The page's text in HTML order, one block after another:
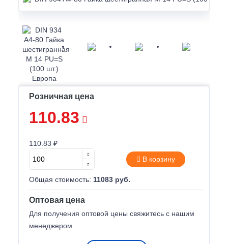
Розничная цена
110.83
110.83 ₽
В корзину
Общая стоимость: 11083 руб.
Оптовая цена
Для получения оптовой цены свяжитесь с нашим
менеджером